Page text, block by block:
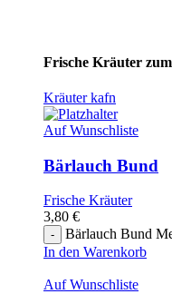
Frische Kräuter
Kräuter kafn
Auf Wunschliste
Bärlauch Bund
Frische Kräuter
3,80 €
Bärlauch Bund
In den Warenkorb
Auf Wunschliste